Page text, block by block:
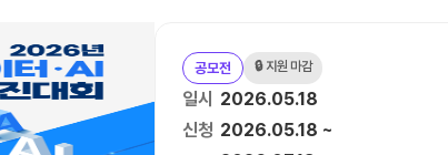
공모전 🔒 지원 마감
일시
2026.05.18
신청 2026.05.18 ~